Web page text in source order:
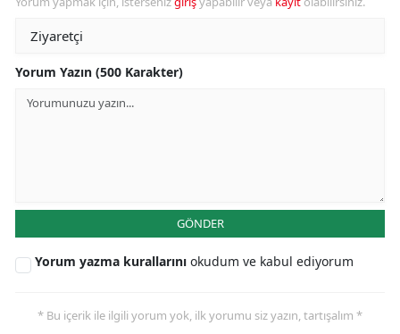
Yorum Yazın (500 Karakter)
GÖNDER
Yorum yazma kurallarını okudum ve kabul ediyorum
* Bu içerik ile ilgili yorum yok, ilk yorumu siz yazın, tartışalım *